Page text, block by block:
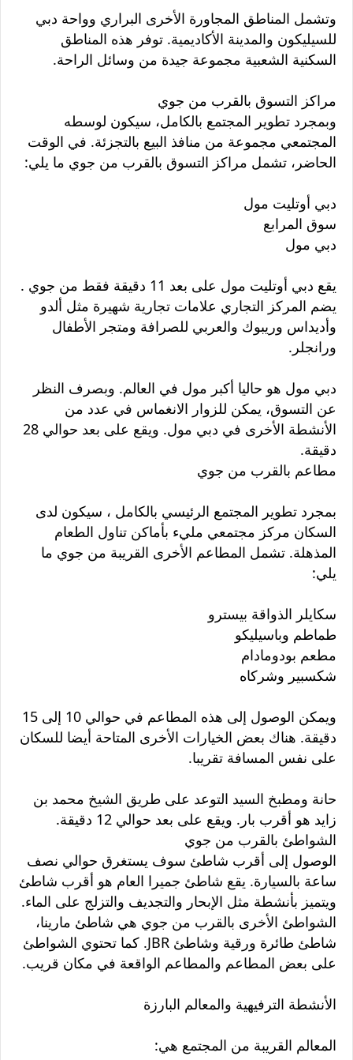
وتشمل المناطق المجاورة الأخرى البراري وواحة دبي
للسيليكون والمدينة الأكاديمية. توفر هذه المناطق
السكنية الشعبية مجموعة جيدة من وسائل الراحة.
مراكز التسوق بالقرب من جوي
وبمجرد تطوير المجتمع بالكامل، سيكون لوسطه
المجتمعي مجموعة من منافذ البيع بالتجزئة. في الوقت
الحاضر، تشمل مراكز التسوق بالقرب من جوي ما يلي:
دبي أوتليت مول
سوق المرابع
دبي مول
يقع دبي أوتليت مول على بعد 11 دقيقة فقط من جوي .
يضم المركز التجاري علامات تجارية شهيرة مثل ألدو
وأديداس وريبوك والعربي للصرافة ومتجر الأطفال
ورانجلر.
دبي مول هو حاليا أكبر مول في العالم. وبصرف النظر
عن التسوق، يمكن للزوار الانغماس في عدد من
الأنشطة الأخرى في دبي مول. ويقع على بعد حوالي 28
دقيقة.
مطاعم بالقرب من جوي
بمجرد تطوير المجتمع الرئيسي بالكامل ، سيكون لدى
السكان مركز مجتمعي مليء بأماكن تناول الطعام
المذهلة. تشمل المطاعم الأخرى القريبة من جوي ما
يلي:
سكايلر الذواقة بيسترو
طماطم وباسيليكو
مطعم بودومادام
شكسبير وشركاه
ويمكن الوصول إلى هذه المطاعم في حوالي 10 إلى 15
دقيقة. هناك بعض الخيارات الأخرى المتاحة أيضا للسكان
على نفس المسافة تقريبا.
حانة ومطبخ السيد التوعد على طريق الشيخ محمد بن
زايد هو أقرب بار. ويقع على بعد حوالي 12 دقيقة.
الشواطئ بالقرب من جوي
الوصول إلى أقرب شاطئ سوف يستغرق حوالي نصف
ساعة بالسيارة. يقع شاطئ جميرا العام هو أقرب شاطئ
ويتميز بأنشطة مثل الإبحار والتجديف والتزلج على الماء.
الشواطئ الأخرى بالقرب من جوي هي شاطئ مارينا،
شاطئ طائرة ورقية وشاطئ JBR. كما تحتوي الشواطئ
على بعض المطاعم والمطاعم الواقعة في مكان قريب.
الأنشطة الترفيهية والمعالم البارزة
المعالم القريبة من المجتمع هي: